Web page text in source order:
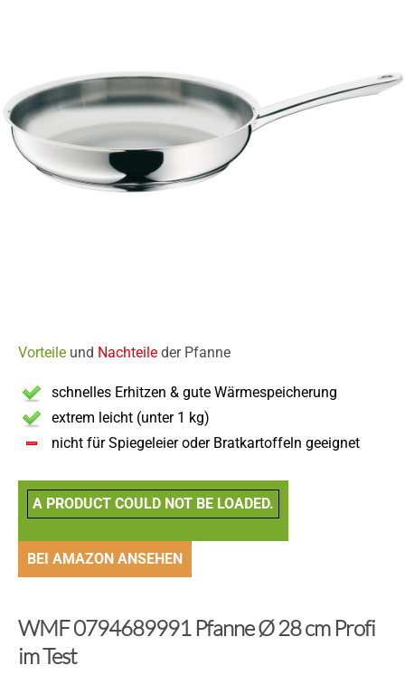
Vorteile und Nachteile der Pfanne
schnelles Erhitzen & gute Wärmespeicherung
extrem leicht (unter 1 kg)
nicht für Spiegeleier oder Bratkartoffeln geeignet
A PRODUCT COULD NOT BE LOADED.
BEI AMAZON ANSEHEN
WMF 0794689991 Pfanne Ø 28 cm Profi
im Test